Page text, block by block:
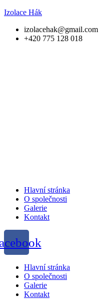
Izolace Hák
izolacehak@gmail.com
+420 775 128 018
Menu
Hlavní stránka
O společnosti
Galerie
Kontakt
Menu
Hlavní stránka
O společnosti
Galerie
Kontakt